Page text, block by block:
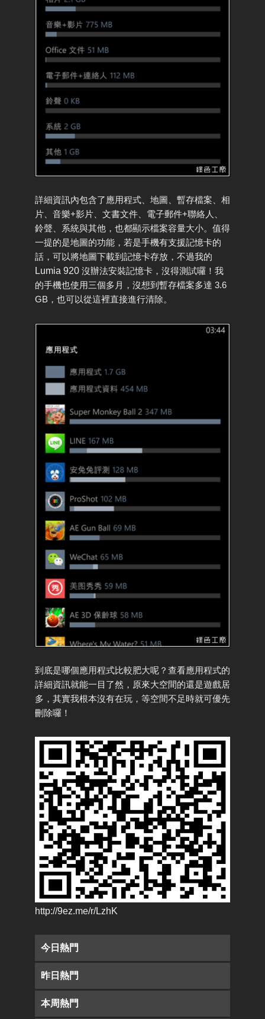
詳細資訊內包含了應用程式、地圖、暫存檔案、相
片、音樂+影片、文書文件、電子郵件+聯絡人、
鈴聲、系統與其他，也都顯示檔案容量大小。值得
一提的是地圖的功能，若是手機有支援記憶卡的
話，可以將地圖下載到記憶卡存放，不過我的
Lumia 920 沒辦法安裝記憶卡，沒得測試囉！我
的手機也使用三個多月，沒想到暫存檔案多達 3.6
GB，也可以從這裡直接進行清除。
到底是哪個應用程式比較肥大呢？查看應用程式的
詳細資訊就能一目了然，原來大空間的還是遊戲居
多，其實我根本沒有在玩，等空間不足時就可優先
刪除囉！
http://9ez.me/r/LzhK
今日熱門
昨日熱門
本周熱門